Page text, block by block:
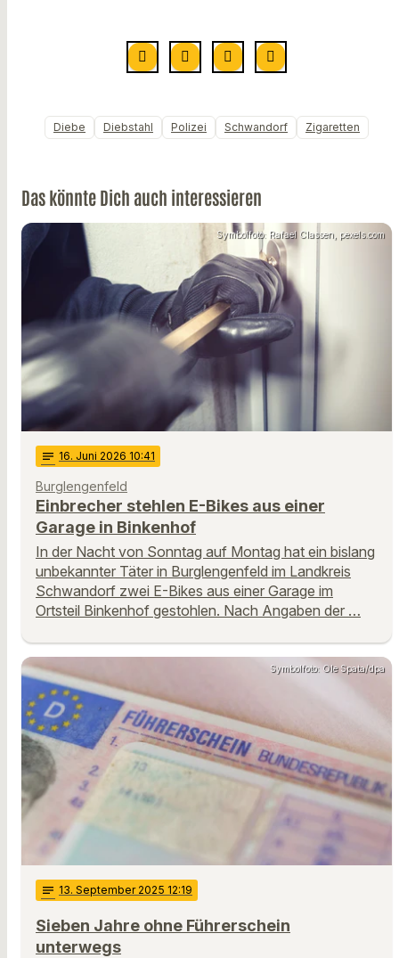
Diebe Diebstahl Polizei Schwandorf Zigaretten
Das könnte Dich auch interessieren
Symbolfoto: Rafael Classen, pexels.com
notes 16. Juni 2026 10:41
Burglengenfeld
Einbrecher stehlen E-Bikes aus einer
Garage in Binkenhof
In der Nacht von Sonntag auf Montag hat ein bislang
unbekannter Täter in Burglengenfeld im Landkreis
Schwandorf zwei E-Bikes aus einer Garage im
Ortsteil Binkenhof gestohlen. Nach Angaben der …
Symbolfoto: Ole Spata/dpa
notes 13. September 2025 12:19
Sieben Jahre ohne Führerschein
unterwegs